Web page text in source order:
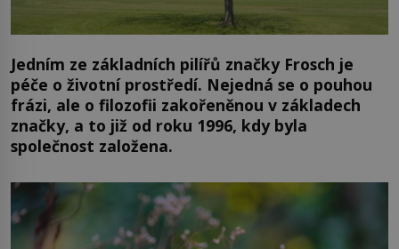
Jedním ze základních pilířů značky Frosch je
péče o životní prostředí. Nejedná se o pouhou
frázi, ale o filozofii zakořeněnou v základech
značky, a to již od roku 1996, kdy byla
společnost založena.